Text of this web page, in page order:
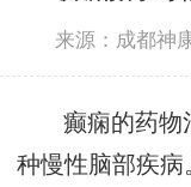
来源：成都神
癫痫的药物
种慢性脑部疾